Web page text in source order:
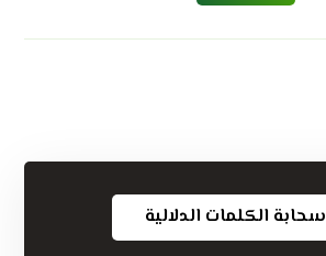
سحابة الكلمات الدلالية